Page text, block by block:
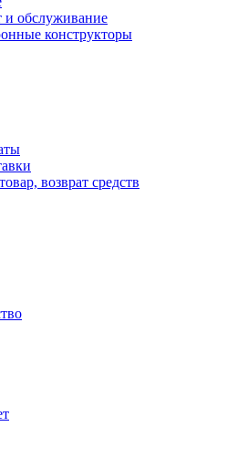
и обслуживание
конструкторы
возврат средств